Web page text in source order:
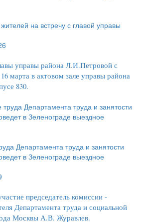
на встречу с главой управы
управы района Л.И.Петровой с
марта в актовом зале управы района
830.
Департамента труда и занятости
в Зеленограде выездное
председатель комиссии -
Департамента труда и социальной
Москвы А.В. Журавлев.